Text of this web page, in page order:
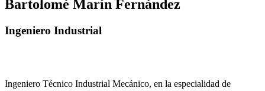
Bartolomé Marín Fernández
Ingeniero Industrial
Ingeniero Técnico Industrial Mecánico, en la especialidad de